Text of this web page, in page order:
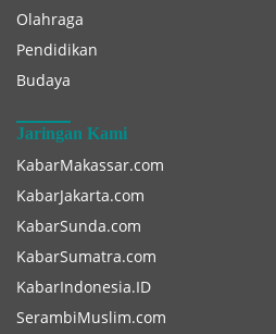
Olahraga
Pendidikan
Budaya
Jaringan Kami
KabarMakassar.com
KabarJakarta.com
KabarSunda.com
KabarSumatra.com
KabarIndonesia.ID
SerambiMuslim.com